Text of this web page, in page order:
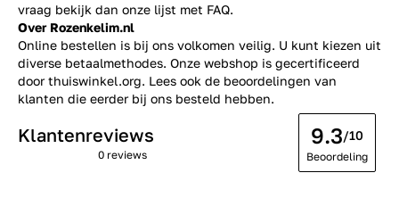
vraag bekijk dan onze lijst met FAQ.
Over Rozenkelim.nl
Online bestellen is bij ons volkomen veilig. U kunt kiezen uit
diverse betaalmethodes. Onze webshop is gecertificeerd
door thuiswinkel.org. Lees ook de beoordelingen van
klanten die eerder bij ons besteld hebben.
Klantenreviews
0 reviews
9.3/10
Beoordeling